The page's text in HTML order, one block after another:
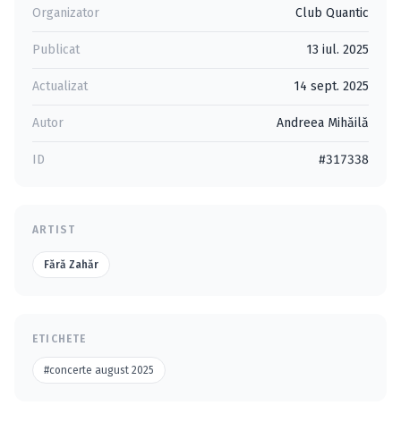
Organizator Club Quantic
Publicat 13 iul. 2025
Actualizat 14 sept. 2025
Autor Andreea Mihăilă
ID #317338
ARTIST
Fără Zahăr
ETICHETE
#concerte august 2025